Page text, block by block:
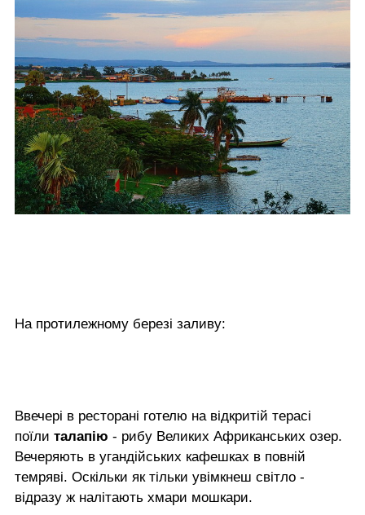
На протилежному березі заливу:
Ввечері в ресторані готелю на відкритій терасі
поїли талапію - рибу Великих Африканських озер.
Вечеряють в угандійських кафешках в повній
темряві. Оскільки як тільки увімкнеш світло -
відразу ж налітають хмари мошкари.